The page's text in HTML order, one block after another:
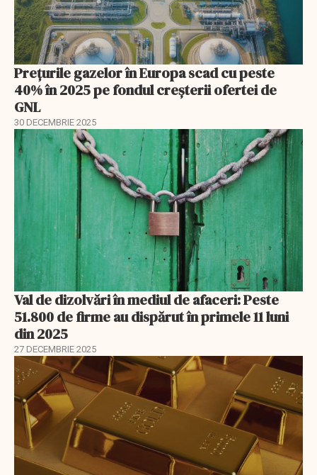
Prețurile gazelor în Europa scad cu peste
40% în 2025 pe fondul creșterii ofertei de
GNL
30 DECEMBRIE 2025
Val de dizolvări în mediul de afaceri: Peste
51.800 de firme au dispărut în primele 11 luni
din 2025
27 DECEMBRIE 2025